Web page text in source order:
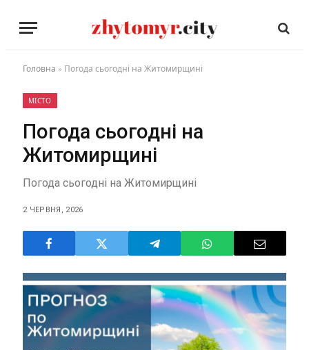
Головна » Погода сьогодні на Житомирщині
МІСТО
Погода сьогодні на
Житомирщині
Погода сьогодні на Житомирщині
2 ЧЕРВНЯ, 2026